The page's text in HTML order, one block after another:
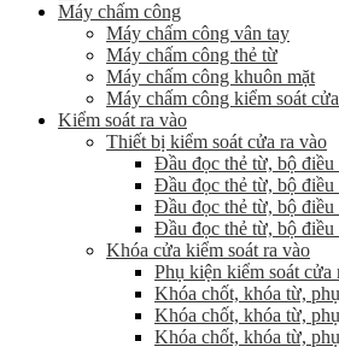
Máy chấm công
Máy chấm công vân tay
Máy chấm công thẻ từ
Máy chấm công khuôn mặt
Máy chấm công kiểm soát
Kiểm soát ra vào
Thiết bị kiểm soát cửa ra vào
Đầu đọc thẻ từ, bộ
Đầu đọc thẻ từ, bộ
Đầu đọc thẻ từ, bộ điều
Đầu đọc thẻ từ, bộ điều
Khóa cửa kiểm soát ra vào
Phụ kiện kiểm soát cửa
Khóa chốt, khóa từ,
Khóa chốt, khóa từ,
Khóa chốt, khóa từ,